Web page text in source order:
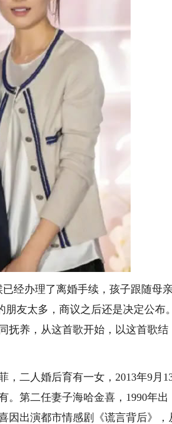
经办理了离婚手续，孩子跟随母
友太多，商议之后还是决定公布
抚养，从这首歌开始，以这首歌结
二人婚后育有一女，2013年9月
。第二任妻子海哈金喜，1990年出
因出演都市情感剧《谎言背后》，